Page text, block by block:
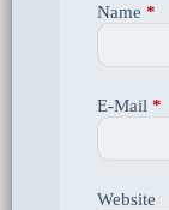
Name *
E-Mail *
Website